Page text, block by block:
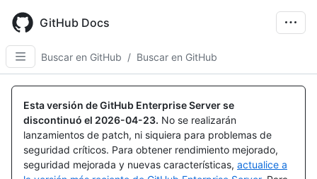
main
content
GitHub Docs
Buscar en GitHub / Buscar en GitHub
Esta versión de GitHub Enterprise Server se
discontinuó el 2026-04-23. No se realizarán
lanzamientos de patch, ni siquiera para problemas de
seguridad críticos. Para obtener rendimiento mejorado,
seguridad mejorada y nuevas características, actualice a